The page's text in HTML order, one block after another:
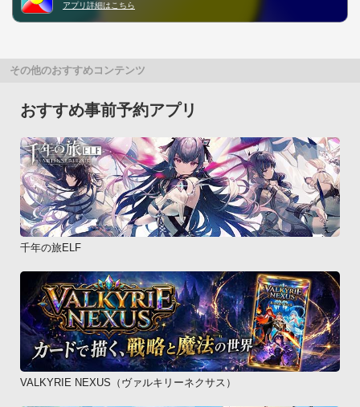
アプリ詳細はこちら
その他のおすすめコンテンツ
おすすめ事前予約アプリ
千年の旅ELF
VALKYRIE NEXUS（ヴァルキリーネクサス）